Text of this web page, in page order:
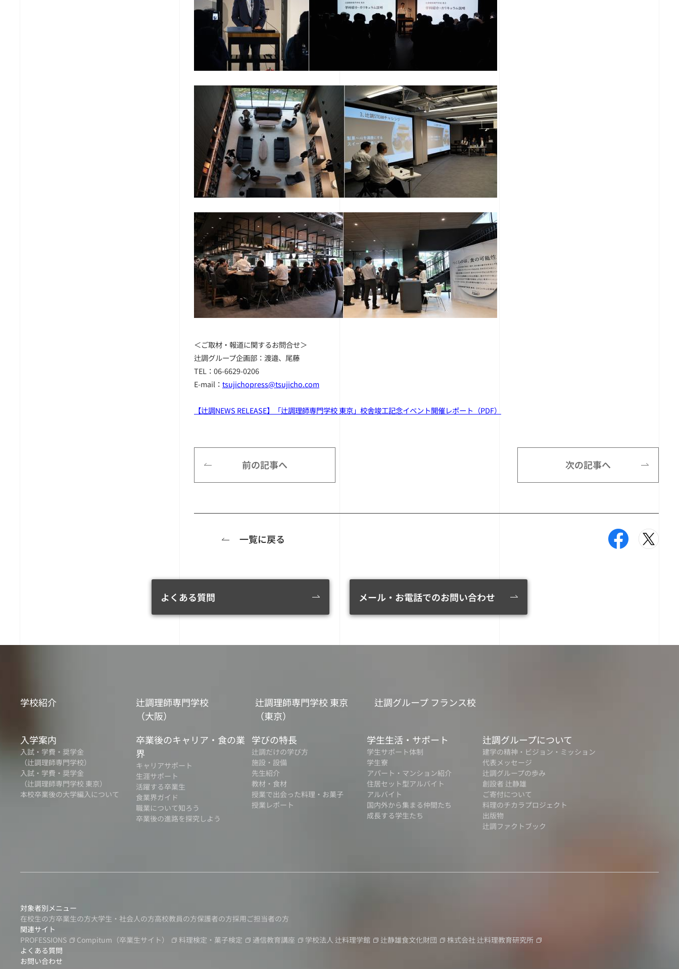
＜ご取材・報道に関するお問合せ＞
辻調グループ企画部：渡邉、尾藤
TEL：06-6629-0206
E-mail： tsujichopress@tsujicho.com
【辻調NEWS RELEASE】「辻調理師専門学校 東京」校舎竣工記念イベント開催レポート（PDF）
前の記事へ 次の記事へ
一覧に戻る
よくある質問 メール・お電話でのお問い合わせ
学校紹介
辻調理師専門学校
（大阪）
辻調理師専門学校 東京
（東京）
辻調グループ フランス校
入学案内
入試・学費・奨学金
（辻調理師専門学校）
入試・学費・奨学金
（辻調理師専門学校 東京）
本校卒業後の大学編入について
卒業後のキャリア・食の業
界
キャリアサポート
生涯サポート
活躍する卒業生
食業界ガイド
職業について知ろう
卒業後の進路を探究しよう
学びの特長
辻調だけの学び方
施設・設備
先生紹介
教材・食材
授業で出会った料理・お菓子
授業レポート
学生生活・サポート
学生サポート体制
学生寮
アパート・マンション紹介
住居セット型アルバイト
アルバイト
国内外から集まる仲間たち
成長する学生たち
辻調グループについて
建学の精神・ビジョン・ミッション
代表メッセージ
辻調グループの歩み
創設者 辻静雄
ご寄付について
料理のチカラプロジェクト
出版物
辻調ファクトブック
対象者別メニュー
在校生の方卒業生の方大学生・社会人の方高校教員の方保護者の方採用ご担当者の方
関連サイト
PROFESSIONS
Compitum （卒業生サイト） 料理検定・菓子検定 通信教育講座 学校法人 辻料理学館 辻静雄食文化財団 株式会社 辻料理教育研究所
よくある質問
お問い合わせ